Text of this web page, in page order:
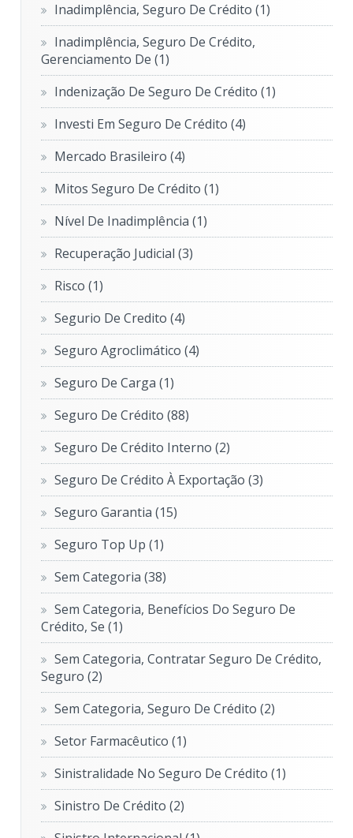
Inadimplência, Seguro De Crédito(1)
Inadimplência, Seguro De Crédito,
Gerenciamento De(1)
Indenização De Seguro De Crédito(1)
Investi Em Seguro De Crédito(4)
Mercado Brasileiro(4)
Mitos Seguro De Crédito(1)
Nível De Inadimplência(1)
Recuperação Judicial(3)
Risco(1)
Segurio De Credito(4)
Seguro Agroclimático(4)
Seguro De Carga(1)
Seguro De Crédito(88)
Seguro De Crédito Interno(2)
Seguro De Crédito À Exportação(3)
Seguro Garantia(15)
Seguro Top Up(1)
Sem Categoria(38)
Sem Categoria, Benefícios Do Seguro De
Crédito, Se(1)
Sem Categoria, Contratar Seguro De Crédito,
Seguro(2)
Sem Categoria, Seguro De Crédito(2)
Setor Farmacêutico(1)
Sinistralidade No Seguro De Crédito(1)
Sinistro De Crédito(2)